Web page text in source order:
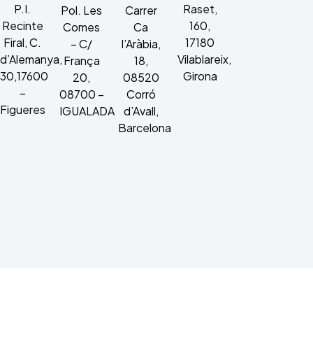
P.I.
Recinte
Firal, C.
d’Alemanya,
30,17600
–
Figueres
Pol. Les
Comes
– C/
França
20,
08700 –
IGUALADA
Carrer
Ca
l’Aràbia,
18,
08520
Corró
d’Avall,
Barcelona
Raset,
160,
17180
Vilablareix,
Girona